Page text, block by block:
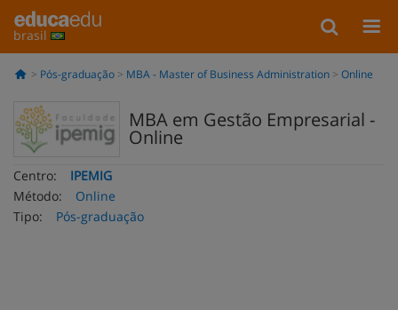
brasil
Pós-graduação MBA - Master of Business Administration Online
MBA em Gestão Empresarial -
Online
Centro:
IPEMIG
Método:
Online
Tipo:
Pós-graduação